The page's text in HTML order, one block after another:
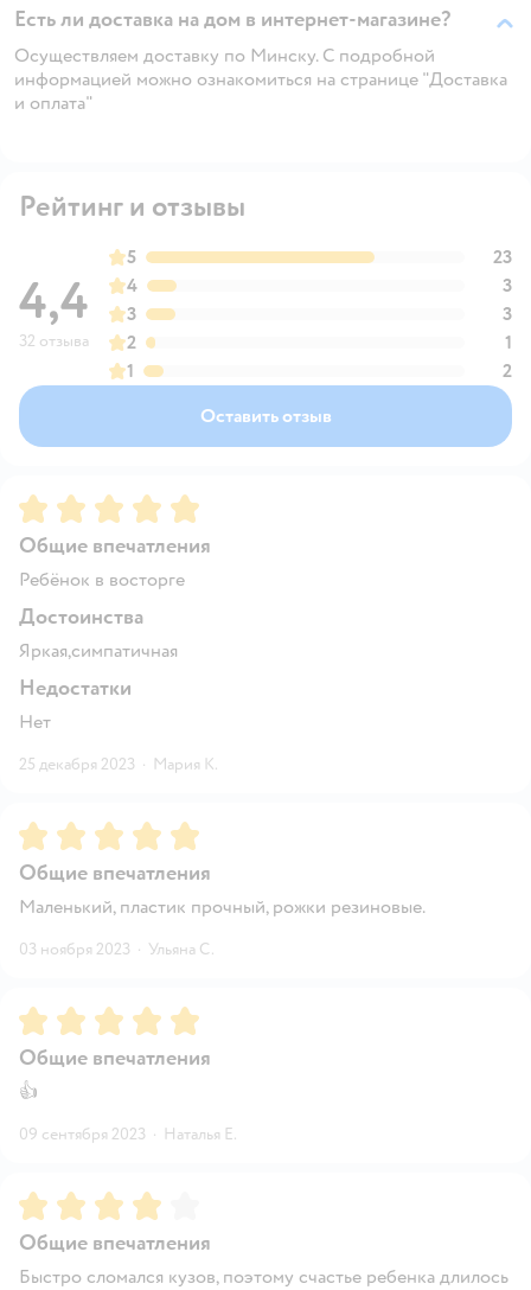
Есть ли доставка на дом в интернет-магазине?
Осуществляем доставку по Минску. С подробной
информацией можно ознакомиться на странице "Доставка
и оплата"
Рейтинг и отзывы
4,4
32 отзыва
5
23
4
3
3
3
2
1
1
2
Оставить отзыв
Рейтинг:5
Общие впечатления
Ребёнок в восторге
Достоинства
Яркая,симпатичная
Недостатки
Нет
25 декабря 2023 · Мария К.
Рейтинг:5
Общие впечатления
Маленький, пластик прочный, рожки резиновые.
03 ноября 2023 · Ульяна С.
Рейтинг:5
Общие впечатления
👍
09 сентября 2023 · Наталья Е.
Рейтинг:4
Общие впечатления
Быстро сломался кузов, поэтому счастье ребенка длилось